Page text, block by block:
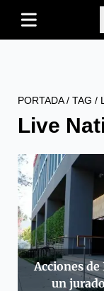
PORTADA/ TAG /
Live
Acciones de
un